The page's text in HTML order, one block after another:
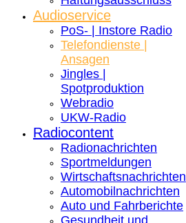
Audioservice
PoS- | Instore Radio
Telefondienste |
Ansagen
Jingles |
Spotproduktion
Webradio
UKW-Radio
Radiocontent
Radionachrichten
Sportmeldungen
Wirtschaftsnachrichten
Automobilnachrichten
Auto und Fahrberichte